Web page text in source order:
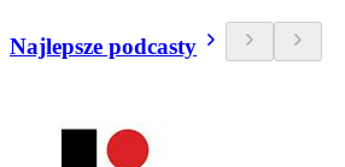
Najlepsze podcasty